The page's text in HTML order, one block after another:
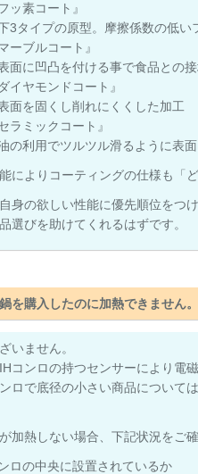
フッ素コート』
3タイプの原型。摩擦係数の低い
マーブルコート』
面に凹凸を付ける事で食品との
ダイヤモンドコート』
面を固くし削れにくくした加工
セラミックコート』
の利用でツルツル滑るように表
によりコーティングの仕様も「
身の欲しい性能に優先順位をつ
選びを助けてくれるはずです。
を購入したのに加熱できません
いません。
コンロの持つセンサーにより電
ロで底径の小さい商品について
加熱しない場合、下記状況をご確
ロの中央に設置されているか